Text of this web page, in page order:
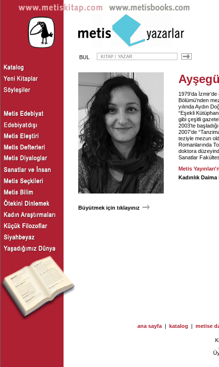
BUL
Büyütmek için tıklayınız
1979’da
Bölümü’nden
yılında Aydın
“Eşekli
gibi çeşitli
2003’te
2007’de
teziyle mezun
Romanlarında
doktora
Sanatlar
Metis
Kadınlık
ana sayfa | katalog | metise